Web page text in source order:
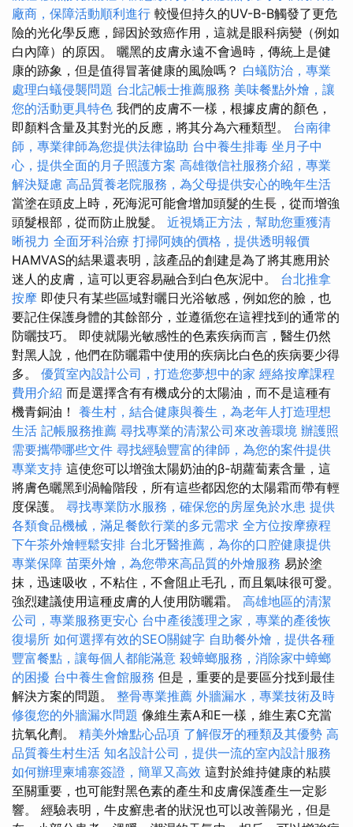
廠商，保障活動順利進行 較慢但持久的UV-B-B觸發了更危
險的光化學反應，歸因於致癌作用，這就是眼科病變（例如
白內障）的原因。 曬黑的皮膚永遠不會過時，傳統上是健
康的跡象，但是值得冒著健康的風險嗎？ 白蟻防治，專業
處理白蟻侵襲問題 台北記帳士推薦服務 美味餐點外燴，讓
您的活動更具特色 我們的皮膚不一樣，根據皮膚的顏色，
即顏料含量及其對光的反應，將其分為六種類型。 台南律
師，專業律師為您提供法律協助 台中養生排毒 坐月子中
心，提供全面的月子照護方案 高雄徵信社服務介紹，專業
解決疑慮 高品質養老院服務，為父母提供安心的晚年生活
當塗在頭皮上時，死海泥可能會增加頭髮的生長，從而增強
頭髮根部，從而防止脫髮。 近視矯正方法，幫助您重獲清
晰視力 全面牙科治療 打掃阿姨的價格，提供透明報價
HAMVAS的結果還表明，該產品的創建是為了將其應用於
迷人的皮膚，這可以更容易融合到白色灰泥中。 台北推拿
按摩 即使只有某些區域對曬日光浴敏感，例如您的臉，也
要記住保護身體的其餘部分，並遵循您在這裡找到的通常的
防曬技巧。 即使就陽光敏感性的色素疾病而言，醫生仍然
對黑人說，他們在防曬霜中使用的疾病比白色的疾病要少得
多。 優質室內設計公司，打造您夢想中的家 經絡按摩課程
費用介紹 而是選擇含有有機成分的太陽油，而不是這種有
機青銅油！ 養生村，結合健康與養生，為老年人打造理想
生活 記帳服務推薦 尋找專業的清潔公司來改善環境 辦護照
需要攜帶哪些文件 尋找經驗豐富的律師，為您的案件提供
專業支持 這使您可以增強太陽奶油的β-胡蘿蔔素含量，這
將膚色曬黑到渦輪階段，所有這些都因您的太陽霜而帶有輕
度保護。 尋找專業防水服務，確保您的房屋免於水患 提供
各類食品機械，滿足餐飲行業的多元需求 全方位按摩療程
下午茶外燴輕鬆安排 台北牙醫推薦，為你的口腔健康提供
專業保障 苗栗外燴，為您帶來高品質的外燴服務 易於塗
抹，迅速吸收，不粘住，不會阻止毛孔，而且氣味很可愛。
強烈建議使用這種皮膚的人使用防曬霜。 高雄地區的清潔
公司，專業服務更安心 台中產後護理之家，專業的產後恢
復場所 如何選擇有效的SEO關鍵字 自助餐外燴，提供各種
豐富餐點，讓每個人都能滿意 殺蟑螂服務，消除家中蟑螂
的困擾 台中養生會館服務 但是，重要的是要區分找到最佳
解決方案的問題。 整骨專業推薦 外牆漏水，專業技術及時
修復您的外牆漏水問題 像維生素A和E一樣，維生素C充當
抗氧化劑。 精美外燴點心品項 了解假牙的種類及其優勢 高
品質養生村生活 知名設計公司，提供一流的室內設計服務
如何辦理柬埔寨簽證，簡單又高效 這對於維持健康的粘膜
至關重要，也可能對黑色素的產生和皮膚保護產生一定影
響。 經驗表明，牛皮癬患者的狀況也可以改善陽光，但是